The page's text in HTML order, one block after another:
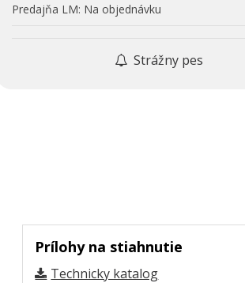
Predajňa LM: Na objednávku
Strážny pes
Prílohy na stiahnutie
Technicky katalog